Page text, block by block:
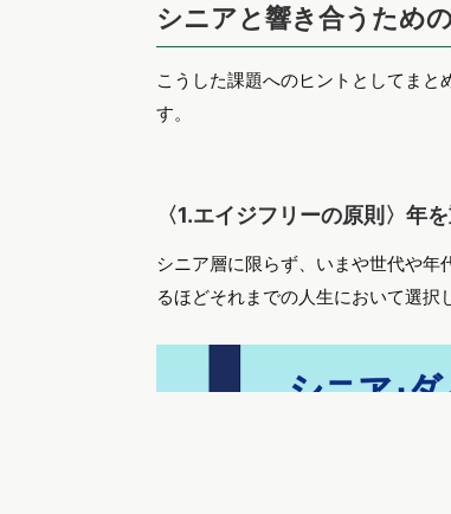
シニアと響き合うため
こうした課題へのヒントとしてま
す。
〈1.エイジフリーの原則〉年
シニア層に限らず、いまや世代や
るほどそれまでの人生において選択